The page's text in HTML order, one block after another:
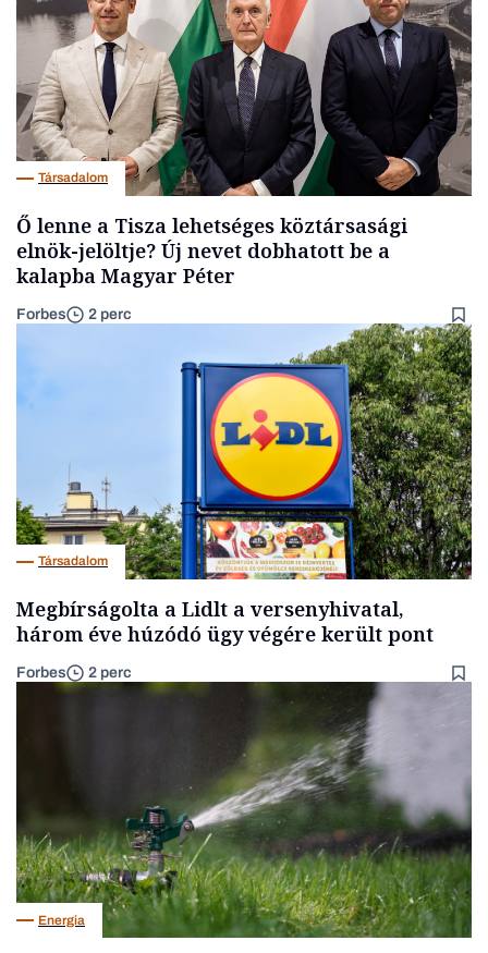
Társadalom
Ő lenne a Tisza lehetséges köztársasági
elnök-jelöltje? Új nevet dobhatott be a
kalapba Magyar Péter
Forbes 2 perc
Társadalom
Megbírságolta a Lidlt a versenyhivatal,
három éve húzódó ügy végére került pont
Forbes 2 perc
Energia